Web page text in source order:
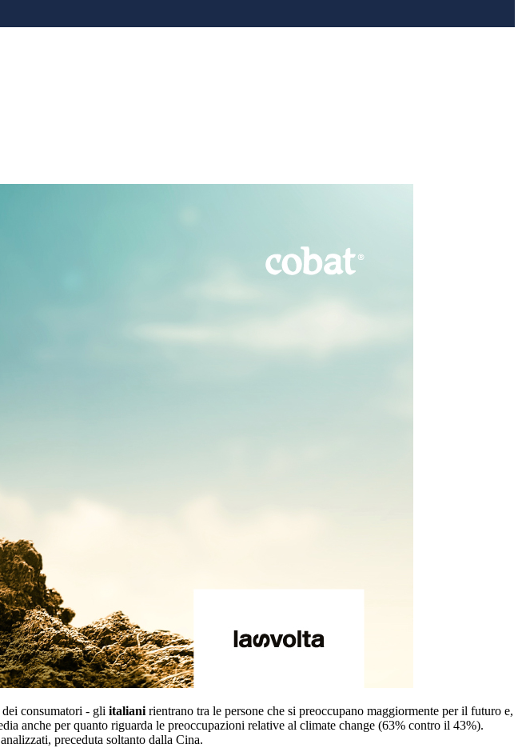
consumatori - gli italiani rientrano tra le persone che si preoccupano maggiormente per il futuro e,
anche per quanto riguarda le preoccupazioni relative al climate change (63% contro il 43%).
preceduta soltanto dalla Cina.